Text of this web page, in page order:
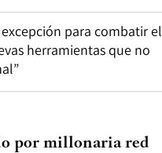
para combatir el
herramientas que no
por millonaria red